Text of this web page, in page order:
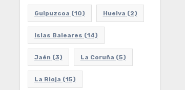
Guipuzcoa (10) Huelva (2)
Islas Baleares (14)
Jaén (3) La Coruña (5)
La Rioja (15)